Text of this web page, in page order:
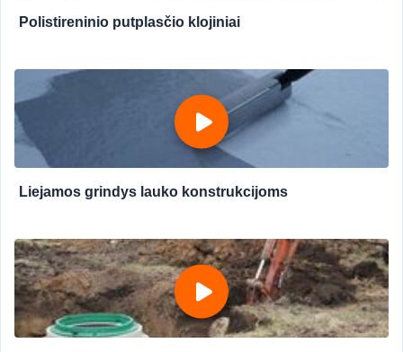
Polistireninio putplasčio klojiniai
Liejamos grindys lauko konstrukcijoms